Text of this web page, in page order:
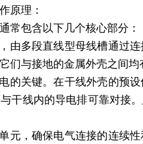
原理：
常包含以下几个核心部分：
由多段直线型母线槽通过
们与接地的金属外壳之间均
的关键。在干线外壳的预
干线内的导电排可靠对接
元，确保电气连接的连续